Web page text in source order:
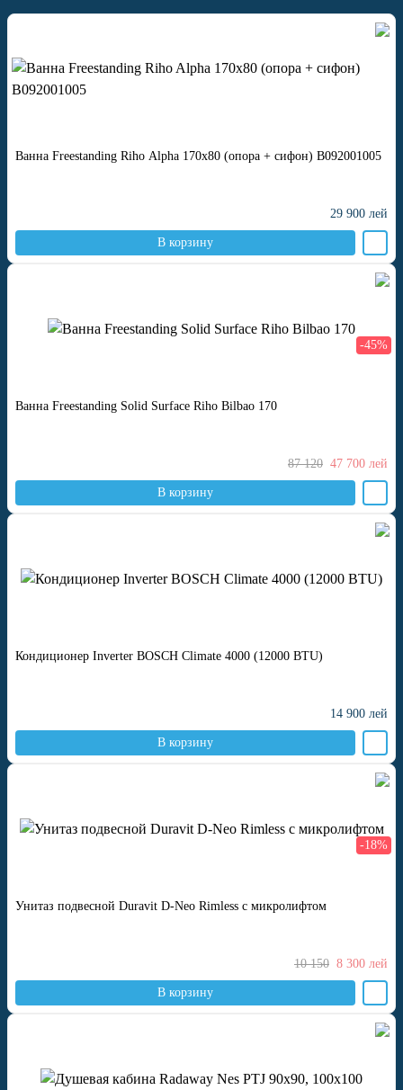
Ванна Freestanding Riho Alpha 170x80 (опора + сифон) B092001005
29 900 лей
В корзину
-45%
Ванна Freestanding Solid Surface Riho Bilbao 170
87 120 47 700 лей
В корзину
Кондиционер Inverter BOSCH Climate 4000 (12000 BTU)
14 900 лей
В корзину
-18%
Унитаз подвесной Duravit D-Neo Rimless с микролифтом
10 150 8 300 лей
В корзину